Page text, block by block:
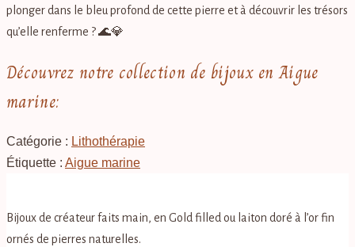
plonger dans le bleu profond de cette pierre et à découvrir les trésors
qu’elle renferme ? 🌊💎
Découvrez notre collection de bijoux en Aigue
marine:
Catégorie : Lithothérapie
Étiquette : Aigue marine
Bijoux de créateur faits main, en Gold filled ou laiton doré à l’or fin
ornés de pierres naturelles.